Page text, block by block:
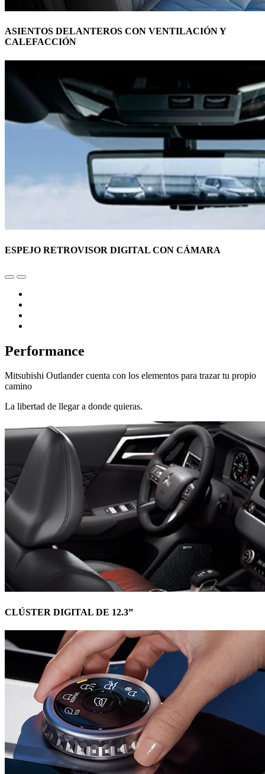
ASIENTOS DELANTEROS CON VENTILACIÓN Y
CALEFACCIÓN
ESPEJO RETROVISOR DIGITAL CON CÁMARA
Performance
Mitsubishi Outlander cuenta con los elementos para trazar tu propio
camino
La libertad de llegar a donde quieras.
CLÚSTER DIGITAL DE 12.3”